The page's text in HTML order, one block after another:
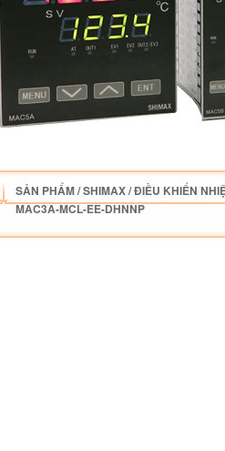
SẢN PHẨM/SHIMAX/ĐIỀU KHIỂN
MAC3A-MCL-EE-DHNNP